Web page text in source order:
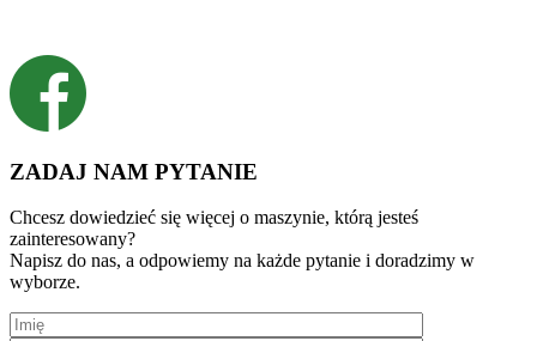
ZADAJ NAM PYTANIE
Chcesz dowiedzieć się więcej o maszynie, którą jesteś
zainteresowany?
Napisz do nas, a odpowiemy na każde pytanie i doradzimy w
wyborze.